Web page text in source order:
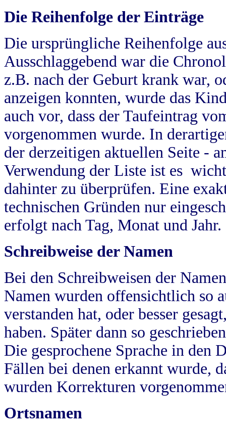
Die Reihenfolge der Einträge
Die ursprüngliche Reihenfolge
Ausschlaggebend war die
z.B. nach der Geburt krank war,
anzeigen konnten, wurde das
auch vor, dass der Taufeintrag
vorgenommen wurde. In
der derzeitigen aktuellen Seite -
Verwendung der Liste ist es
dahinter zu überprüfen. Eine
technischen Gründen nur
erfolgt nach Tag, Monat und Jahr.
Schreibweise der Namen
Bei den Schreibweisen der
Namen wurden offensichtlich so
verstanden hat, oder besser
haben. Später dann so
Die gesprochene Sprache in
Fällen bei denen erkannt wurde,
wurden Korrekturen
Ortsnamen